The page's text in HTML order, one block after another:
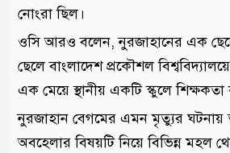
নোংরা ছিল।
ওসি আরও বলেন, নুরজাহানের এক
ছেলে বাংলাদেশ প্রকৌশল
এক মেয়ে স্থানীয় একটি স্কুলে শিক্ষকতা
নুরজাহান বেগমের এমন মৃত্যুর ঘটনায়
অবহেলার বিষয়টি নিয়ে বিভিন্ন মহল